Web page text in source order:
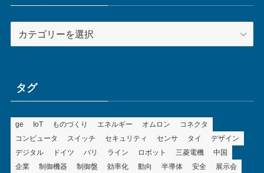
テ
ータグ
ge IoT ものづくり エネルギー オムロン
コネクタ
コンピュータ
スイッチ セキュリティ センサ タイ
デザイン
デジタル
ドイツ バリ ライン ロボット 三菱電機
中国
企業
制御機器 制御盤 効率化 動向 半導体 安全 展示会